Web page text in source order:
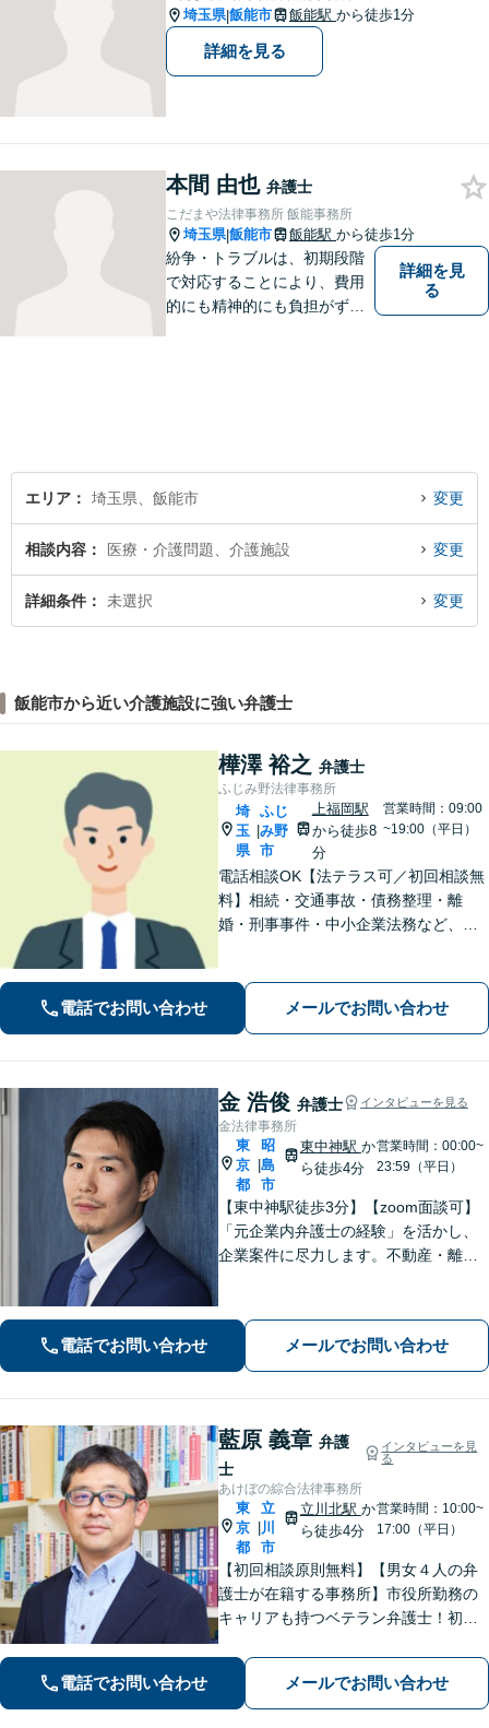
埼玉県|飯能市 飯能駅 から徒歩1分
詳細を見る
本間 由也 弁護士
こだまや法律事務所 飯能事務所
埼玉県|飯能市 飯能駅 から徒歩1分
紛争・トラブルは、初期段階
で対応することにより、費用
的にも精神的にも負担がずっ
詳細を見
る
エリア 埼玉県、飯能市 変更
相談内容 医療・介護問題、介護施設 変更
詳細条件 未選択 変更
飯能市から近い介護施設に強い弁護士
樺澤 裕之 弁護士
ふじみ野法律事務所
埼
玉
県
ふじ
み野
市
上福岡駅
から徒歩8
分
営業時間：09:00
~19:00（平日）
電話相談OK【法テラス可／初回相談無
料】相続・交通事故・債務整理・離
婚・刑事事件・中小企業法務など、お
へと導きます【休日夜間対応】【上福
岡駅8分】【駐車場あり】
電話でお問い合わせ メールでお問い合わせ
金 浩俊 弁護士 インタビューを見る
金法律事務所
東
京
都
昭
島
市
東中神駅 か
ら徒歩4分
営業時間：00:00~
23:59（平日）
【東中神駅徒歩3分】【zoom面談可】
「元企業内弁護士の経験」を活かし、
企業案件に尽力します。不動産・離婚
し問題に真摯に向き合います。【韓国
電話でお問い合わせ メールでお問い合わせ
藍原 義章 弁護
士
インタビューを見
る
あけぼの綜合法律事務所
東
京
都
立
川
市
立川北駅 か
ら徒歩4分
営業時間：10:00~
17:00（平日）
【初回相談原則無料】【男女４人の弁
護士が在籍する事務所】市役所勤務の
キャリアも持つベテラン弁護士！初回
をレジュメにしてご提供します。離婚
問題、不動産・住まい、借金、労働雇
用、企業法務など
電話でお問い合わせ メールでお問い合わせ